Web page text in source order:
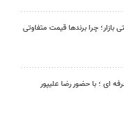
چرا برندها قیمت متفاوتی
ای ؛ با حضور رضا علیپور